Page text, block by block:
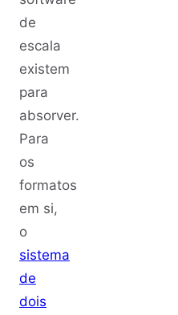
de
escala
existem
para
absorver.
Para
os
formatos
em si,
o
sistema
de
dois